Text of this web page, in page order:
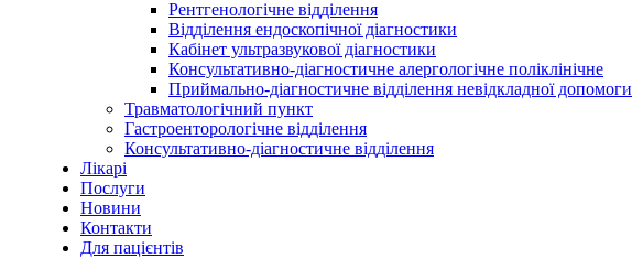
Рентгенологічне відділення
Відділення ендоскопічної діагностики
Кабінет ультразвукової діагностики
Консультативно-діагностичне алергологічне поліклінічне
Приймально-діагностичне відділення невідкладної допомоги
Травматологічний пункт
Гастроенторологічне відділення
Консультативно-діагностичне відділення
Лікарі
Послуги
Новини
Контакти
Для пацієнтів